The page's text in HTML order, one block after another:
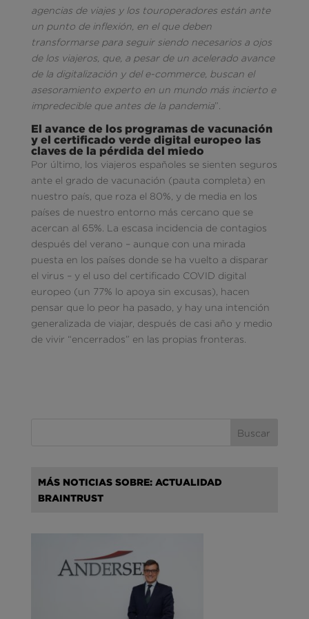
agencias de viajes y los touroperadores están ante
un punto de inflexión, en el que deben
transformarse para seguir siendo necesarios a ojos
de los viajeros, que, a pesar de un acelerado avance
de la digitalización y del e-commerce, buscan el
asesoramiento experto en un mundo más incierto e
impredecible que antes de la pandemia”.
El avance de los programas de vacunación
y el certificado verde digital europeo las
claves de la pérdida del miedo
Por último, los viajeros españoles se sienten seguros
ante el grado de vacunación (pauta completa) en
nuestro país, que roza el 80%, y de media en los
países de nuestro entorno más cercano que se
acercan al 65%. La escasa incidencia de contagios
después del verano – aunque con una mirada
puesta en los países donde se ha vuelto a disparar
el virus – y el uso del certificado COVID digital
europeo (un 77% lo apoya sin excusas), hacen
pensar que lo peor ha pasado, y hay una intención
generalizada de viajar, después de casi año y medio
de vivir “encerrados” en las propias fronteras.
MÁS NOTICIAS SOBRE: ACTUALIDAD
BRAINTRUST